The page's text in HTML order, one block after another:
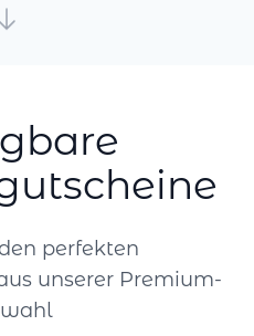
perfekten
unserer Premium-